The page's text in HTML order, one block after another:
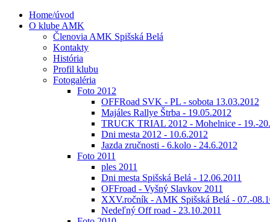
Home/úvod
O klube AMK
Členovia AMK Spišská Belá
Kontakty
História
Profil klubu
Fotogaléria
Foto 2012
OFFRoad SVK - PL - sobota 13.03.2012
Majáles Rallye Štrba - 19.05.2012
TRUCK TRIAL 2012 - Mohelnice - 19.-
Dni mesta 2012 - 10.6.2012
Jazda zručnosti - 6.kolo - 24.6.2012
Foto 2011
ples 2011
Dni mesta Spišská Belá - 12.06.2011
OFFroad - Vyšný Slavkov 2011
XXV.ročník - AMK Spišská Belá - 07.-
Nedeľný Off road - 23.10.2011